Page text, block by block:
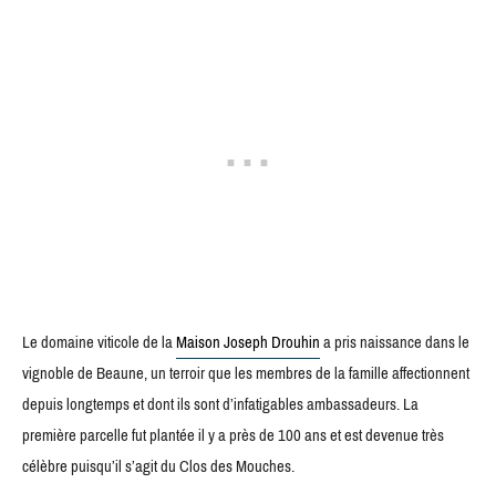
Le domaine viticole de laMaison Joseph Drouhina pris naissance dans le
vignoble de Beaune, un terroir que les membres de la famille affectionnent
depuis longtemps et dont ils sont d’infatigables ambassadeurs. La
première parcelle fut plantée il y a près de 100 ans et est devenue très
célèbre puisqu’il s’agit du Clos des Mouches.